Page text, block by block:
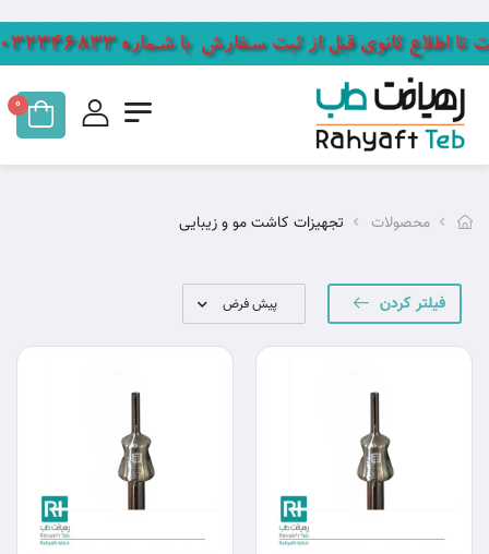
0
محصولات تجهیزات کاشت مو و زیبایی
فیلتر کردن